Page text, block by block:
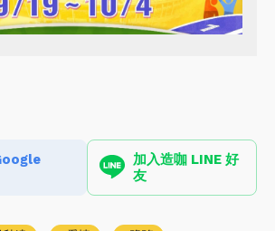
加入造咖 LINE 好
友